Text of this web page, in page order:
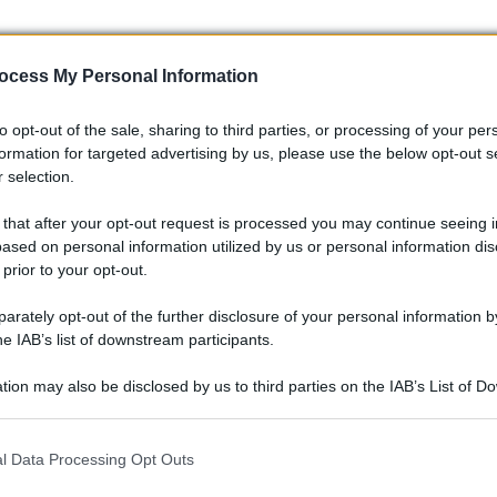
My Personal Information
opt-out of the sale, sharing to third parties, or processing of your
for targeted advertising by us, please use the below opt-out
selection.
that after your opt-out request is processed you may continue seeing
on personal information utilized by us or personal information
to your opt-out.
opt-out of the further disclosure of your personal information
IAB’s list of downstream participants.
may also be disclosed by us to third parties on the IAB’s List of
including but not limited to your visit or usage behaviour. You may
Data Processing Opt Outs
comporta un risparmio di peso rispetto a soluzioni
sterzo è assistito solo su richiesta per chi preferisce una
completa l’impostazione dinamica, permettendo di